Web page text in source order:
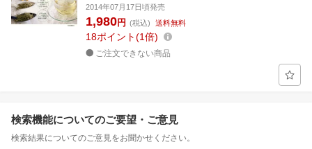
2014年07月17日頃発売
1,980円 (税込) 送料無料
18ポイント 1倍
ご注文できない商品
検索機能についてのご要望・ご意見
検索結果についてのご意見をお聞かせください。